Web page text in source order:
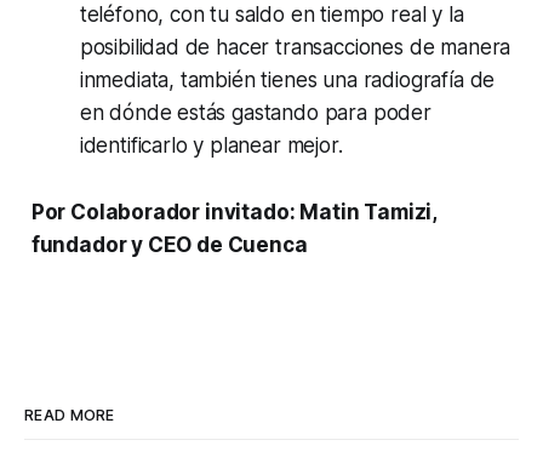
teléfono, con tu saldo en tiempo real y la
posibilidad de hacer transacciones de manera
inmediata, también tienes una radiografía de
en dónde estás gastando para poder
identificarlo y planear mejor.
Por Colaborador invitado: Matin Tamizi,
fundador y CEO de Cuenca
READ MORE